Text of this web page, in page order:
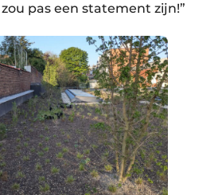
pas een statement zijn!”